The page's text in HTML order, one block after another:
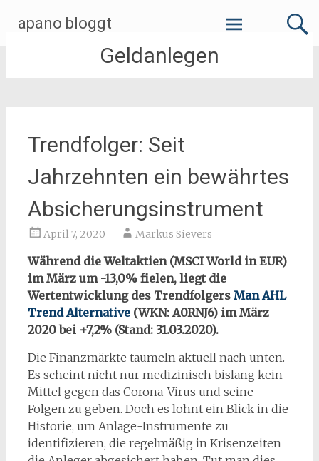
Inhalt
springen
apano bloggt
Geldanlegen
Trendfolger: Seit
Jahrzehnten ein bewährtes
Absicherungsinstrument
April 7, 2020 Markus Sievers
Während die Weltaktien (MSCI World in EUR)
im März um -13,0% fielen, liegt die
Wertentwicklung des Trendfolgers Man AHL
Trend Alternative(WKN: A0RNJ6) im März
2020 bei +7,2% (Stand: 31.03.2020).
Die Finanzmärkte taumeln aktuell nach unten.
Es scheint nicht nur medizinisch bislang kein
Mittel gegen das Corona-Virus und seine
Folgen zu geben. Doch es lohnt ein Blick in die
Historie, um Anlage-Instrumente zu
identifizieren, die regelmäßig in Krisenzeiten